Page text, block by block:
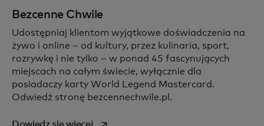
Bezcenne Chwile
Udostępniaj klientom wyjątkowe doświadczenia na
żywo i online – od kultury, przez kulinaria, sport,
rozrywkę i nie tylko – w ponad 45 fascynujących
miejscach na całym świecie, wyłącznie dla
posiadaczy karty World Legend Mastercard.
Odwiedź stronę bezcennechwile.pl.
opens in a new tab